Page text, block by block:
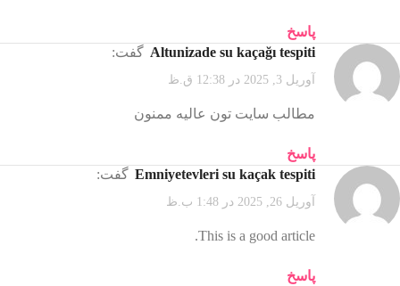
پاسخ
Altunizade su kaçağı tespiti
گفت:
آوریل 3, 2025 در 12:38 ق.ظ
مطالب سایت تون عالیه ممنون
پاسخ
Emniyetevleri su kaçak tespiti
گفت:
آوریل 26, 2025 در 1:48 ب.ظ
This is a good article.
پاسخ